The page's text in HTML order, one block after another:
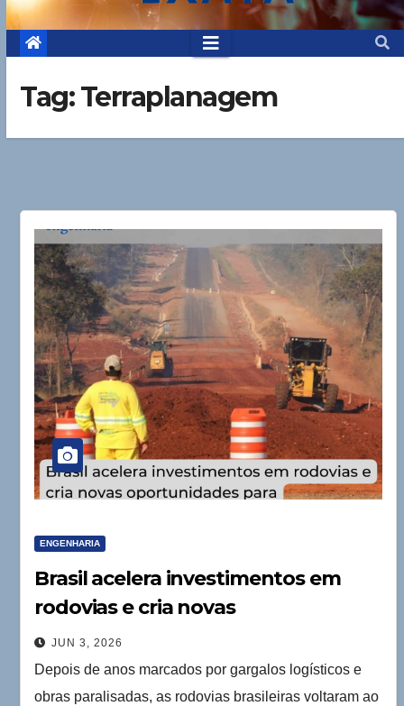
Tag:Terraplanagem
ENGENHARIA
Brasil acelera investimentos em
rodovias e cria novas
oportunidades para profissionais
da engenharia
JUN 3, 2026
Depois de anos marcados por gargalos logísticos e
obras paralisadas, as rodovias brasileiras voltaram ao